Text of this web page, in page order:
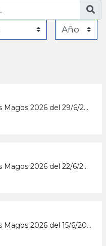
Cabalgata de los Reyes Magos 2026 del 29/6/2026
Cabalgata de los Reyes Magos 2026 del 22/6/2026
Cabalgata de los Reyes Magos 2026 del 15/6/2026